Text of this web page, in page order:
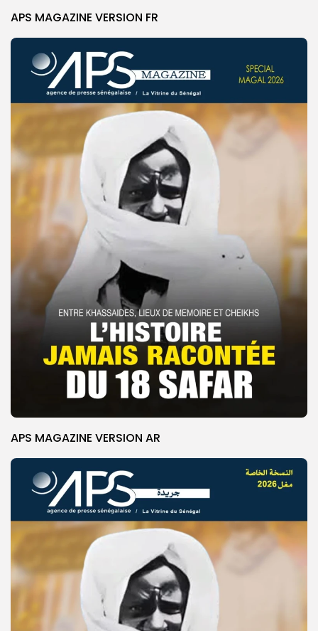
APS MAGAZINE VERSION FR
APS MAGAZINE VERSION AR